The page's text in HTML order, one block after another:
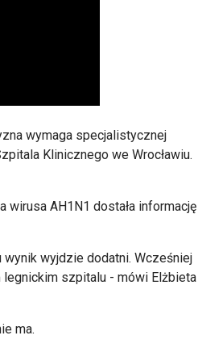
wymaga specjalistycznej
Klinicznego we Wrocławiu.
wirusa AH1N1 dostała informację
wynik wyjdzie dodatni. Wcześniej
legnickim szpitalu - mówi Elżbieta
ma.